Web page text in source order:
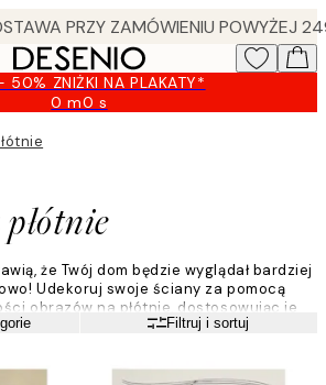
50% ZNIŻKI NA PLAKATY*
0 m0 s
Ważny
że Twój dom będzie wyglądał bardziej
Udekoruj swoje ściany za pomocą
obrazów na płótnie, dostosowując je
stylu. Najwyższa jakość dla
Filtruj i sortuj